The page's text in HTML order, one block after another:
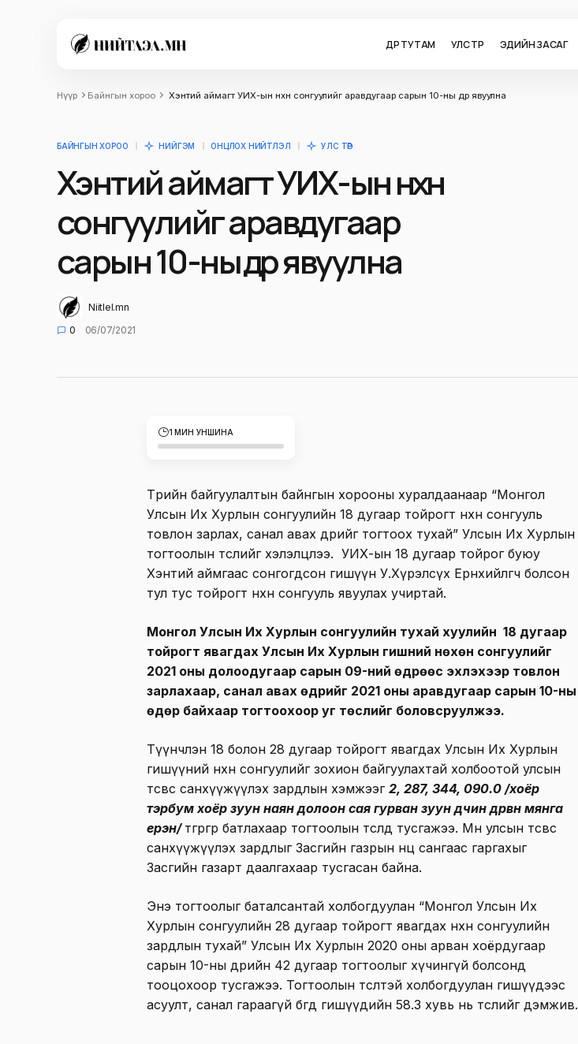
ӨДӨР ТУТАМ УЛС ТӨР ЭДИЙН ЗАСАГ
Нүүр Байнгын хороо Хэнтий аймагт УИХ-ын нөхөн сонгуулийг аравдугаар сарын 10-ны өдөр явуулна
БАЙНГЫН ХОРОО НИЙГЭМ ОНЦЛОХ НИЙТЛЭЛ УЛС ТӨР
Хэнтий аймагт УИХ-ын нөхөн
сонгуулийг аравдугаар
сарын 10-ны өдөр явуулна
Niitlel.mn
0
06/07/2021
1 МИН УНШИНА
Төрийн байгуулалтын байнгын хорооны хуралдаанаар “Монгол
Улсын Их Хурлын сонгуулийн 18 дугаар тойрогт нөхөн сонгууль
товлон зарлах, санал авах өдрийг тогтоох тухай” Улсын Их Хурлын
тогтоолын төслийг хэлэлцлээ. УИХ-ын 18 дугаар тойрог буюу
Хэнтий аймгаас сонгогдсон гишүүн У.Хүрэлсүх Ерөнхийлөгч болсон
тул тус тойрогт нөхөн сонгууль явуулах учиртай.
Монгол Улсын Их Хурлын сонгуулийн тухай хуулийн 18 дугаар
тойрогт явагдах Улсын Их Хурлын гишүүний нөхөн сонгуулийг
2021 оны долоодугаар сарын 09-ний өдрөөс эхлэхээр товлон
зарлахаар, санал авах өдрийг 2021 оны аравдугаар сарын 10-ны
өдөр байхаар тогтоохоор уг төслийг боловсруулжээ.
Түүнчлэн 18 болон 28 дугаар тойрогт явагдах Улсын Их Хурлын
гишүүний нөхөн сонгуулийг зохион байгуулахтай холбоотой улсын
төсвөөс санхүүжүүлэх зардлын хэмжээг 2, 287, 344, 090.0 /хоёр
тэрбум хоёр зуун наян долоон сая гурван зуун дөчин дөрвөн мянга
ерэн/ төгрөгөөр батлахаар тогтоолын төсөлд тусгажээ. Мөн улсын төсвөөс
санхүүжүүлэх зардлыг Засгийн газрын нөөц сангаас гаргахыг
Засгийн газарт даалгахаар тусгасан байна.
Энэ тогтоолыг баталсантай холбогдуулан “Монгол Улсын Их
Хурлын сонгуулийн 28 дугаар тойрогт явагдах нөхөн сонгуулийн
зардлын тухай” Улсын Их Хурлын 2020 оны арван хоёрдугаар
сарын 10-ны өдрийн 42 дугаар тогтоолыг хүчингүй болсонд
тооцохоор тусгажээ. Тогтоолын төсөлтэй холбогдуулан гишүүдээс
асуулт, санал гараагүй бөгөөд гишүүдийн 58.3 хувь нь төслийг дэмжив.